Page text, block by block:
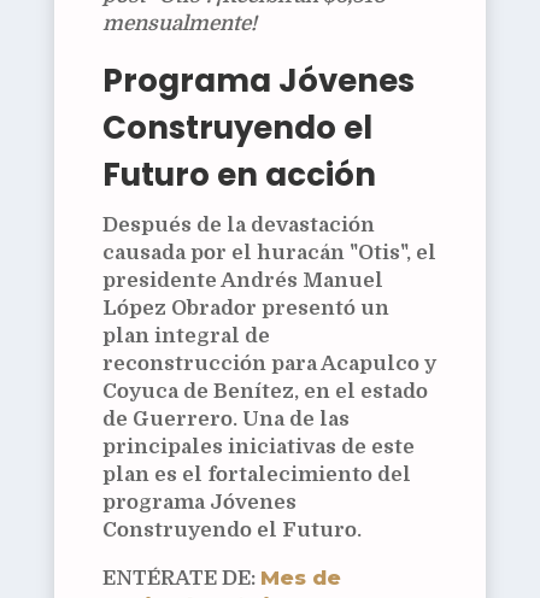
mensualmente!
Programa Jóvenes
Construyendo el
Futuro en acción
Después de la devastación
causada por el huracán "Otis", el
presidente Andrés Manuel
López Obrador presentó un
plan integral de
reconstrucción para Acapulco y
Coyuca de Benítez, en el estado
de Guerrero. Una de las
principales iniciativas de este
plan es el fortalecimiento del
programa Jóvenes
Construyendo el Futuro.
ENTÉRATE DE: Mes de